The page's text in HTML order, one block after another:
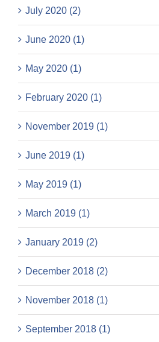
July 2020 (2)
June 2020 (1)
May 2020 (1)
February 2020 (1)
November 2019 (1)
June 2019 (1)
May 2019 (1)
March 2019 (1)
January 2019 (2)
December 2018 (2)
November 2018 (1)
September 2018 (1)